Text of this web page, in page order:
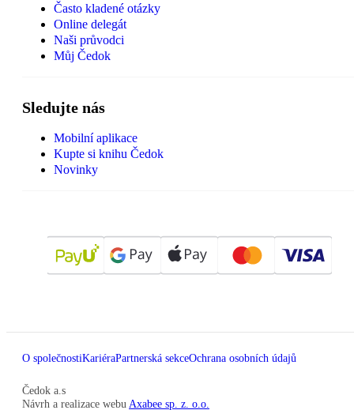
Často kladené otázky
Online delegát
Naši průvodci
Můj Čedok
Sledujte nás
Mobilní aplikace
Kupte si knihu Čedok
Novinky
O společnostiKariéraPartnerská sekceOchrana osobních údajů
Čedok a.s
Návrh a realizace webu Axabee sp. z. o.o.